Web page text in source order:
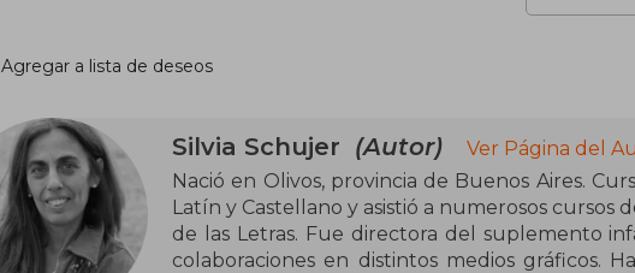
Agregar a lista de deseos
Silvia Schujer (Autor)
Ver Página del
Nació en Olivos, provincia de Buenos Aires.
Latín y Castellano y asistió a numerosos cursos
de las Letras. Fue directora del suplemento
colaboraciones en distintos medios gráficos.